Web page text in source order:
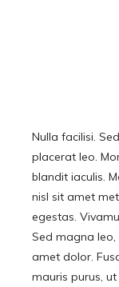
Nulla facilisi.
placerat leo.
blandit iaculis.
nisl sit amet
egestas.
Sed magna
amet dolor.
mauris purus,